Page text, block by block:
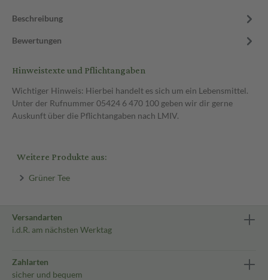
Beschreibung
Bewertungen
Hinweistexte und Pflichtangaben
Wichtiger Hinweis: Hierbei handelt es sich um ein Lebensmittel.
Unter der Rufnummer 05424 6 470 100 geben wir dir gerne
Auskunft über die Pflichtangaben nach LMIV.
Weitere Produkte aus:
Grüner Tee
Versandarten
i.d.R. am nächsten Werktag
Zahlarten
sicher und bequem